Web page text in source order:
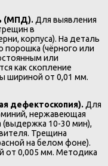
(МПД). Для выявления
в
корпуса). На деталь
порошка (чёрного или
или
как скопление
шириной от 0,01 мм.
дефектоскопия). Для
нержавеющая
(выдержка 10-30 мин),
Трещина
на белом фоне).
от 0,005 мм. Методика